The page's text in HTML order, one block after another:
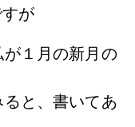
が
が１月の新月の
と、書いてあ